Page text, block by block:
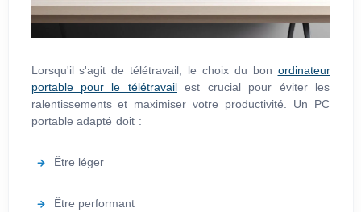
Lorsqu'il s'agit de télétravail, le choix du bon ordinateur
portable pour le télétravail est crucial pour éviter les
ralentissements et maximiser votre productivité. Un PC
portable adapté doit :
Être léger
Être performant